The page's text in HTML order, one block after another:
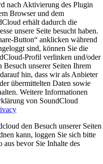
nach Aktivierung des Plugin
Browser und dem
erhält dadurch die
unsere Seite besucht haben.
Button“ anklicken während
sind, können Sie die
Profil verlinken und/oder
unserer Seiten Ihrem
hin, dass wir als Anbieter
übermittelten Daten sowie
Weitere Informationen
von SoundCloud
den Besuch unserer Seiten
kann, loggen Sie sich bitte
bevor Sie Inhalte des